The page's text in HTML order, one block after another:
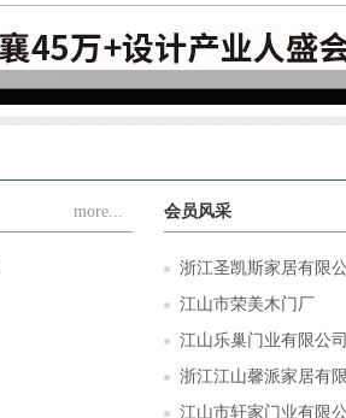
more... 会员风采
浙江金诚消防科技有
杭州顺南兴木工机械
江山金纳福门业有限
浙江圣凯斯家居有限
江山市荣美木门厂
江山乐巢门业有限公司
浙江江山馨派家居有
江山市轩家门业有限